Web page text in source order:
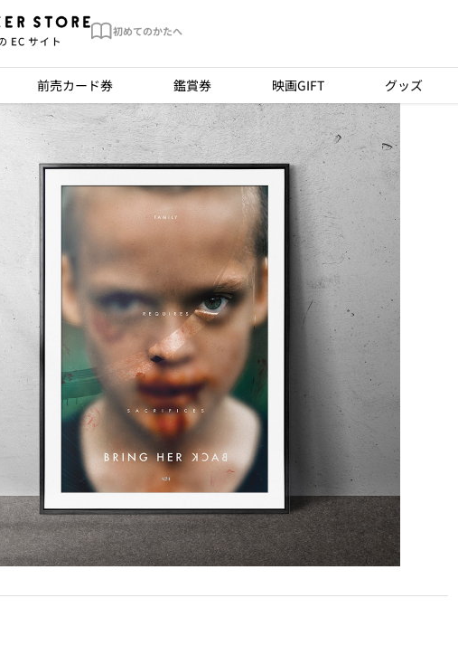
初めてのかたへ
前売カード券 鑑賞券 映画GIFT グッズ